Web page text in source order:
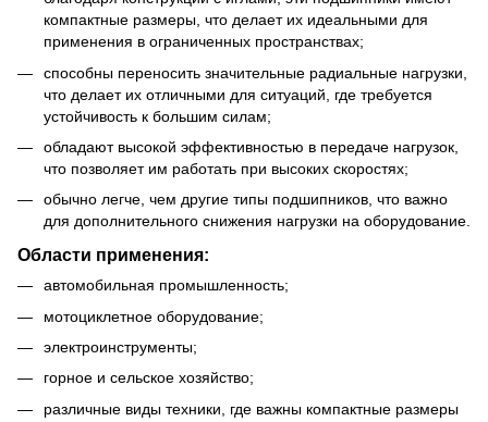
компактные размеры, что делает их идеальными для
применения в ограниченных пространствах;
способны переносить значительные радиальные нагрузки,
что делает их отличными для ситуаций, где требуется
устойчивость к большим силам;
обладают высокой эффективностью в передаче нагрузок,
что позволяет им работать при высоких скоростях;
обычно легче, чем другие типы подшипников, что важно
для дополнительного снижения нагрузки на оборудование.
Области применения:
автомобильная промышленность;
мотоциклетное оборудование;
электроинструменты;
горное и сельское хозяйство;
различные виды техники, где важны компактные размеры